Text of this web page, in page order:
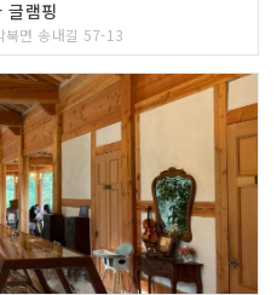
글램핑
북면 송내길 57-13